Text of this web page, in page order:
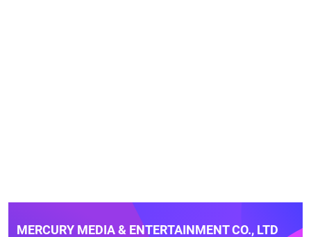
MERCURY MEDIA & ENTERTAINMENT CO., LTD